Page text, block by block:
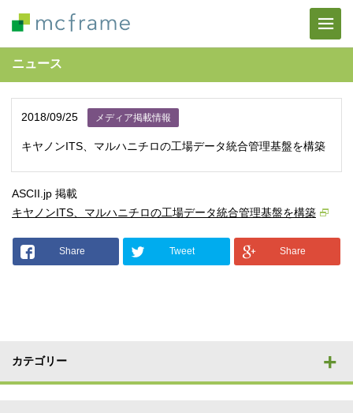
ニュース
2018/09/25 メディア掲載情報
キヤノンITS、マルハニチロの工場データ統合管理基盤を構築
ASCII.jp 掲載
キヤノンITS、マルハニチロの工場データ統合管理基盤を構築
Share Tweet Share
カテゴリー